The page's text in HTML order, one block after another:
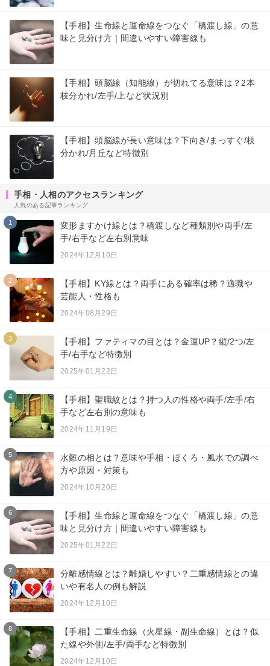
【手相】生命線と運命線をつなぐ「橋渡し線」の意
味と見分け方｜間違いやすい障害線も
【手相】頭脳線（知能線）が切れてる意味は？2本
枝分かれ/左手/上など状況別
【手相】頭脳線が長い意味は？下向き/まっすぐ/枝
分かれ/月丘など特徴別
手相・人相のアクセスランキング
人気のある記事ランキング
1
変形ますかけ線とは？橋渡しなど種類別や両手/左
手/右手など左右別意味
2024年12月10日
2
【手相】KY線とは？両手にある確率は稀？適職や
芸能人・性格も
2024年08月29日
3
【手相】ファティマの目とは？金運UP？縦/2つ/左
手/右手など特徴別
2025年01月22日
4
【手相】聖職紋とは？持つ人の性格や両手/左手/右
手など左右別の意味も
2024年11月19日
5
水難の相とは？意味や手相・ほくろ・風水での調べ
方や原因・対策も
2024年10月20日
6
【手相】生命線と運命線をつなぐ「橋渡し線」の意
味と見分け方｜間違いやすい障害線も
2025年01月22日
7
分離感情線とは？離婚しやすい？二重感情線との違
いや有名人の例も解説
2024年12月10日
8
【手相】二重生命線（火星線・副生命線）とは？似
た線や外側/左手/両手など特徴別
2024年12月10日